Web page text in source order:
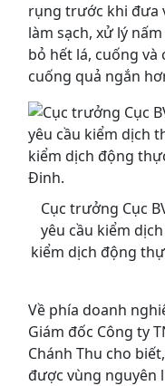
rụng trước khi đưa
làm sạch, xử lý
bỏ hết lá, cuống và
cuống quả ngắn
Cục trưởng Cục
yêu cầu kiểm
kiểm dịch động
Về phía doanh
Giám đốc Công ty
Chánh Thu cho
được vùng nguyên